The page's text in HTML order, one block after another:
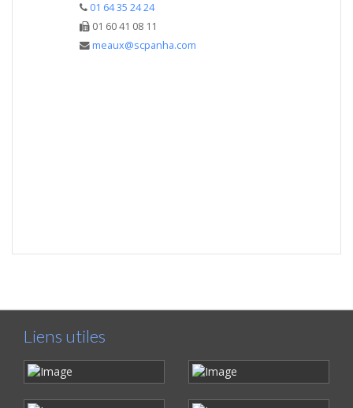
01 64 35 24 24
01 60 41 08 11
meaux@scpanha.com
Liens utiles